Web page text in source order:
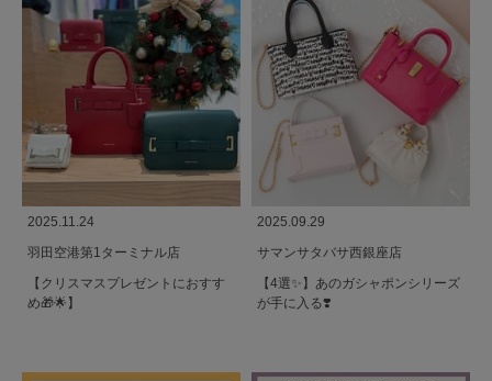
2025.11.24
羽田空港第1ターミナル店
【クリスマスプレゼントにおすす
め🎁🌟】
2025.09.29
サマンサタバサ西銀座店
【4選✨】あのガシャポンシリーズ
が手に入る❣️